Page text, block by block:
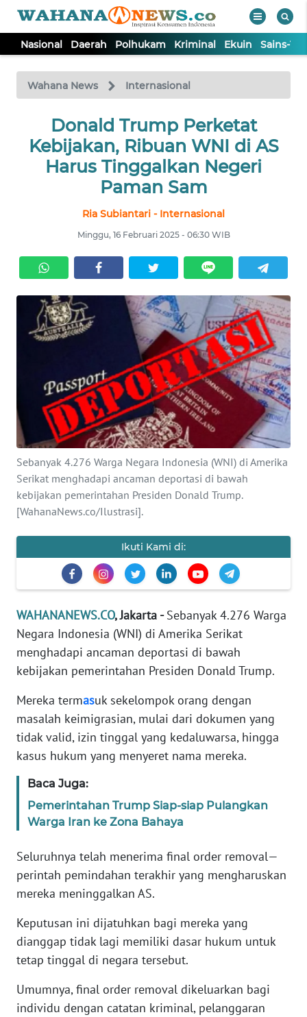
Nasional Daerah Polhukam Kriminal Ekuin Sains-
Wahana News Internasional
Donald Trump Perketat
Kebijakan, Ribuan WNI di AS
Harus Tinggalkan Negeri
Paman Sam
Ria Subiantari - Internasional
Minggu, 16 Februari 2025 - 06:30 WIB
Sebanyak 4.276 Warga Negara Indonesia (WNI) di Amerika
Serikat menghadapi ancaman deportasi di bawah
kebijakan pemerintahan Presiden Donald Trump.
[WahanaNews.co/Ilustrasi].
Ikuti Kami di:
WAHANANEWS.CO, Jakarta -Sebanyak 4.276 Warga
Negara Indonesia (WNI) di Amerika Serikat
menghadapi ancaman deportasi di bawah
kebijakan pemerintahan Presiden Donald Trump.
Mereka termasuk sekelompok orang dengan
masalah keimigrasian, mulai dari dokumen yang
tidak valid, izin tinggal yang kedaluwarsa, hingga
kasus hukum yang menyeret nama mereka.
Baca Juga:
Pemerintahan Trump Siap-siap Pulangkan
Warga Iran ke Zona Bahaya
Seluruhnya telah menerima final order removal—
perintah pemindahan terakhir yang mengharuskan
mereka meninggalkan AS.
Keputusan ini dijatuhkan bagi mereka yang
dianggap tidak lagi memiliki dasar hukum untuk
tetap tinggal di negara tersebut.
Umumnya, final order removal dikeluarkan bagi
individu dengan catatan kriminal, pelanggaran
TV
Tutup
NASIONAL
DAERAH
EKUIN
SAINS-TEKNO
INTERNASIONAL
SERBA-SERBI
PENDIDIKAN
OLAHRAGA
EDITORIAL
Informasi
INDEKS
BERITA
KONTAK
KAMI
TENTANG
KAMI
PEDOMAN
SIBER
REDAKSI
DISCLAIMER